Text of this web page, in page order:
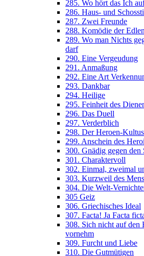
285. Wo hört das Ich
286. Haus- und
287. Zwei Freunde
288. Komödie der Edlen
289. Wo man Nichts
darf
290. Eine Vergeudung
291. Anmaßung
292. Eine Art
293. Dankbar
294. Heilige
295. Feinheit des
296. Das Duell
297. Verderblich
298. Der Heroen-
299. Anschein des
300. Gnädig gegen den
301. Charaktervoll
302. Einmal, zweimal
303. Kurzweil des
304. Die Welt-
305 Geiz
306. Griechisches Ideal
307. Facta! Ja Facta
308. Sich nicht auf den
vornehm
309. Furcht und Liebe
310. Die Gutmütigen